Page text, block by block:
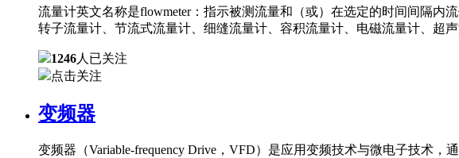
流量计英文名称是flowmeter：指示被测流量和（或）在选定的时间间隔内
转子流量计、节流式流量计、细缝流量计、容积流量计、电磁流量计、超
1246人已关注
点击关注
变频器
变频器（Variable-frequency Drive，VFD）是应用变频技术与微电子技术